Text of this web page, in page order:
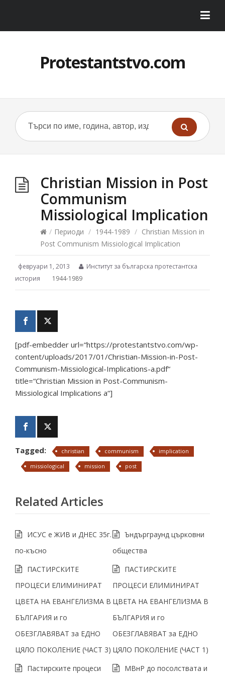
Protestantstvo.com
Christian Mission in Post
Communism
Missiological Implication
/ Периоди / 1944-1989 / Christian Mission in
Post Communism Missiological Implication
февруари 1, 2013
Институт за българска протестантска
история
1944-1989
[pdf-embedder url=“https://protestantstvo.com/wp-
content/uploads/2017/01/Christian-Mission-in-Post-
Communism-Missiological-Implications-a.pdf“
title=“Christian Mission in Post-Communism-
Missiological Implications a“]
Tagged: christian communism
implication
missiological
mission post
Related Articles
ИСУС е ЖИВ и ДНЕС 35г.
по-късно
Ъндърграунд църковни
общества
ПАСТИРСКИТЕ
ПРОЦЕСИ ЕЛИМИНИРАТ
ЦВЕТА НА ЕВАНГЕЛИЗМА В
БЪЛГАРИЯ и го
ОБЕЗГЛАВЯВАТ за ЕДНО
ЦЯЛО ПОКОЛЕНИЕ (ЧАСТ 3)
ПАСТИРСКИТЕ
ПРОЦЕСИ ЕЛИМИНИРАТ
ЦВЕТА НА ЕВАНГЕЛИЗМА В
БЪЛГАРИЯ и го
ОБЕЗГЛАВЯВАТ за ЕДНО
ЦЯЛО ПОКОЛЕНИЕ (ЧАСТ 1)
Пастирските процеси
МВнР до посолствата и